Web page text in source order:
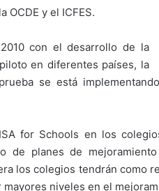
OCDE y el ICFES.
con el desarrollo de la
en diferentes países, la
se está
for Schools en los
de planes de
los colegios tendrán como
niveles en el